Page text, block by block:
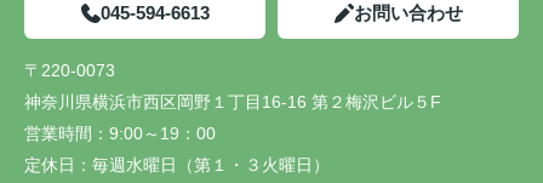
045-594-6613 お問い合わせ
〒220-0073
神奈川県横浜市西区岡野１丁目16-16 第２梅沢ビル５F
営業時間： 9:00～19：00
定休日： 毎週水曜日（第１・３火曜日）